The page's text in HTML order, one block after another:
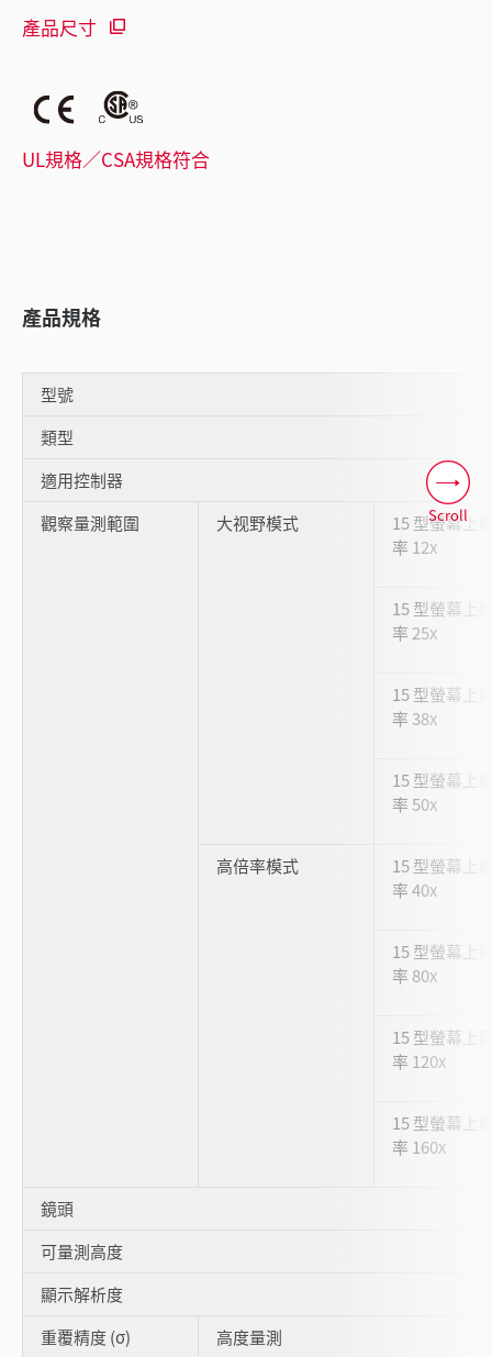
產品尺寸
UL規格／CSA規格符合
產品規格
型號
類型
適用控制器
觀察量測範圍
大视野模式
15 型螢幕上
率 12x
15 型螢幕上
率 25x
15 型螢幕上
率 38x
15 型螢幕上
率 50x
高倍率模式
15 型螢幕上
率 40x
15 型螢幕上
率 80x
15 型螢幕上
率 120x
15 型螢幕上
率 160x
鏡頭
可量測高度
顯示解析度
重覆精度 (σ)
高度量測
Scroll